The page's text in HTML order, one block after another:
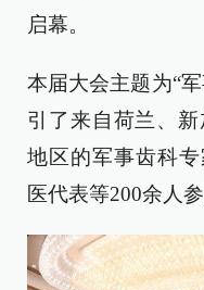
启幕。
本届大会主题为“
引了来自荷兰、
地区的军事齿科
医代表等200余人参